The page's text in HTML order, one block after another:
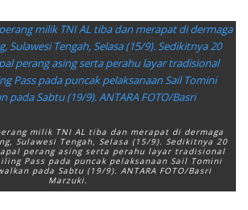
milik TNI AL tiba dan merapat di dermaga
Sulawesi Tengah, Selasa (15/9). Sedikitnya 20
perang asing serta perahu layar tradisional
Pass pada puncak pelaksanaan Sail Tomini
pada Sabtu (19/9). ANTARA FOTO/Basri
Marzuki.